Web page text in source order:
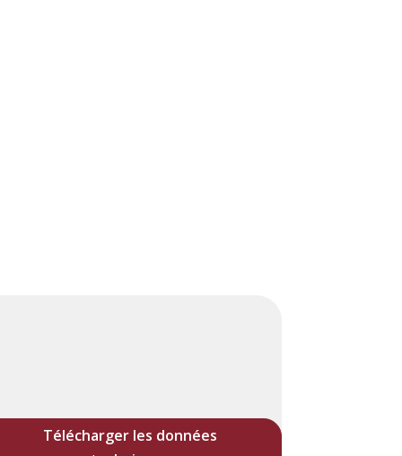
Télécharger les données